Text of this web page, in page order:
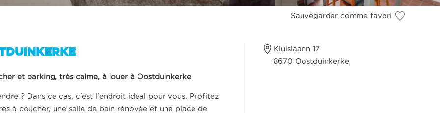
Sauvegarder comme favori
et parking, très calme, à louer à Oostduinkerke
? Dans ce cas, c'est l'endroit idéal pour vous. Profitez
à coucher, une salle de bain rénovée et une place de
Kluislaann 17
8670 Oostduinkerke